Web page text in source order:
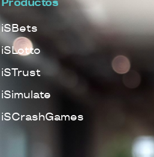
iSBets
iSLotto
iSTrust
iSimulate
iSCrashGames